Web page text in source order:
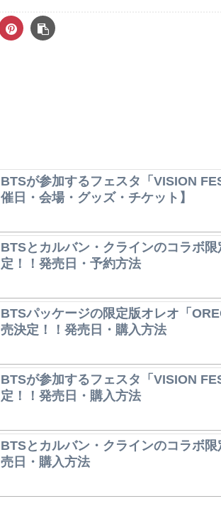
BTSが参加するフェスタ「VISION
催日・会場・グッズ・チケット】
BTSとカルバン・クラインのコラボ
定！！発売日・予約方法
BTSパッケージの限定版オレオ「
売決定！！発売日・購入方法
BTSが参加するフェスタ「VISION
定！！発売日・購入方法
BTSとカルバン・クラインのコラボ
売日・購入方法